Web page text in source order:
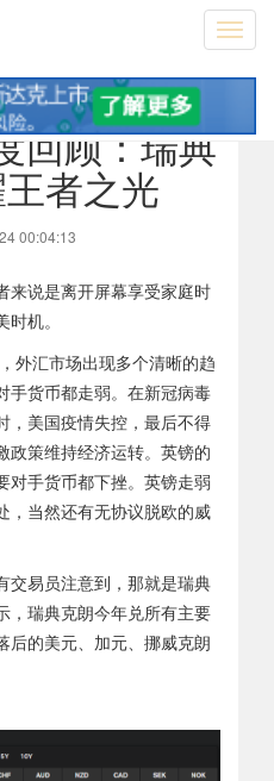
回顾：瑞典
者之光
00:04:13
来说是离开屏幕享受家庭时
机。
外汇市场出现多个清晰的趋
手货币都走弱。在新冠病毒
，美国疫情失控，最后不得
政策维持经济运转。英镑的
对手货币都下挫。英镑走弱
，当然还有无协议脱欧的威
交易员注意到，那就是瑞典
，瑞典克朗今年兑所有主要
后的美元、加元、挪威克朗